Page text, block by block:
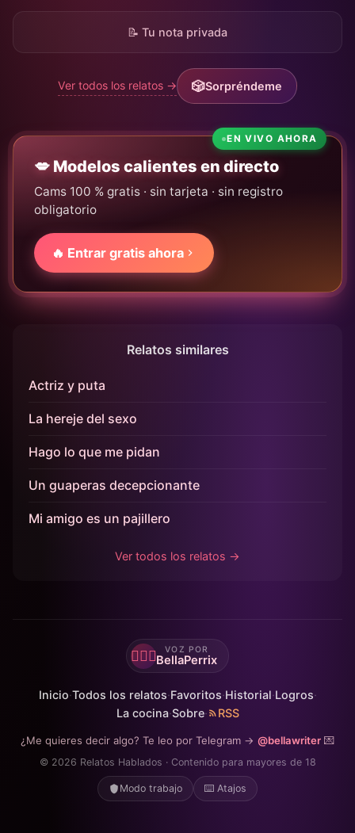
📝 Tu nota privada
Ver todos los relatos → Sorpréndeme
EN VIVO AHORA
💋 Modelos calientes en directo
Cams 100 % gratis · sin tarjeta · sin registro
obligatorio
🔥 Entrar gratis ahora
Relatos similares
Actriz y puta
La hereje del sexo
Hago lo que me pidan
Un guaperas decepcionante
Mi amigo es un pajillero
Ver todos los relatos →
🙋🏻‍♀️ VOZ POR
BellaPerrix
Inicio·Todos los relatos·Favoritos·Historial·Logros·
La cocina·Sobre· RSS
¿Me quieres decir algo? Te leo por Telegram → @bellawriter 💌
© 2026 Relatos Hablados · Contenido para mayores de 18
Modo trabajo ⌨️ Atajos